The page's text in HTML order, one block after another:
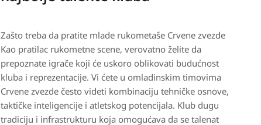
Zašto treba da pratite mlade rukometaše Crvene zvezde
Kao pratilac rukometne scene, verovatno želite da
prepoznate igrače koji će uskoro oblikovati budućnost
kluba i reprezentacije. Vi ćete u omladinskim timovima
Crvene zvezde često videti kombinaciju tehničke osnove,
taktičke inteligencije i atletskog potencijala. Klub dugu
tradiciju i infrastrukturu koja omogućava da se talenat